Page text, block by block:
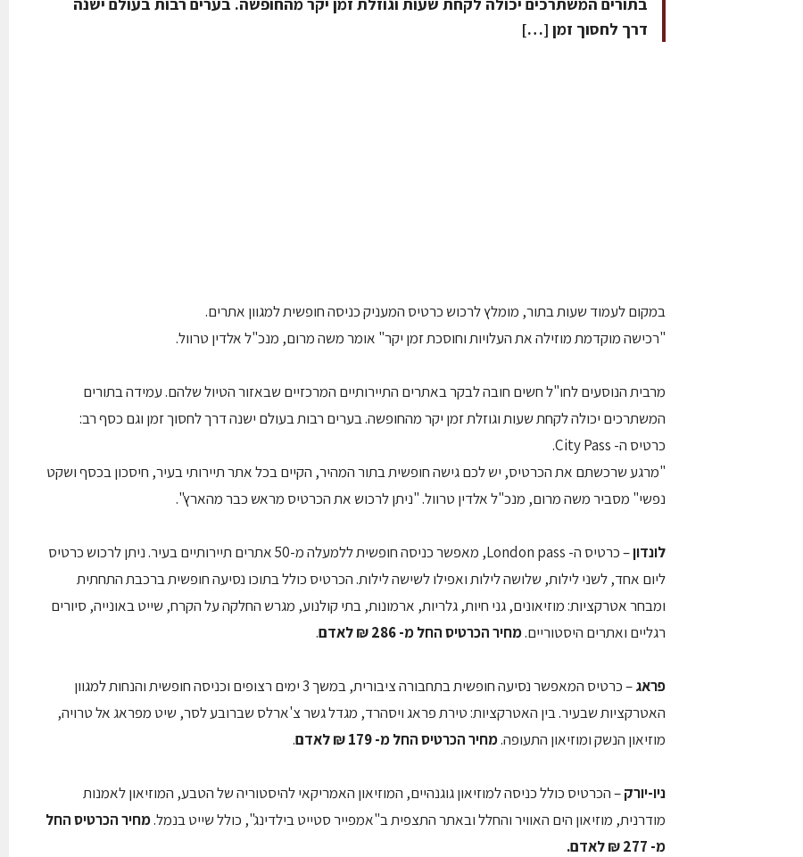
דרך לחסוך זמן […]
במקום לעמוד שעות בתור, מומלץ לרכוש כרטיס המעניק כניסה חופשית למגוון אתרים.
"רכישה מוקדמת מוזילה את העלויות וחוסכת זמן יקר" אומר משה מרום, מנכ"ל אלדין טרוול.
מרבית הנוסעים לחו"ל חשים חובה לבקר באתרים התיירותיים המרכזיים שבאזור הטיול שלהם. עמידה בתורים
המשתרכים יכולה לקחת שעות וגוזלת זמן יקר מהחופשה. בערים רבות בעולם ישנה דרך לחסוך זמן וגם כסף רב:
כרטיס ה- City Pass.
"מרגע שרכשתם את הכרטיס, יש לכם גישה חופשית בתור המהיר, הקיים בכל אתר תיירותי בעיר, חיסכון בכסף ושקט
נפשי" מסביר משה מרום, מנכ"ל אלדין טרוול. "ניתן לרכוש את הכרטיס מראש כבר מהארץ".
לונדון
– כרטיס ה- London pass, מאפשר כניסה חופשית ללמעלה מ-50 אתרים תיירותיים בעיר. ניתן לרכוש כרטיס
ליום אחד, לשני לילות, שלושה לילות ואפילו לשישה לילות. הכרטיס כולל בתוכו נסיעה חופשית ברכבת התחתית
ומבחר אטרקציות: מוזיאונים, גני חיות, גלריות, ארמונות, בתי קולנוע, מגרש החלקה על הקרח, שייט באונייה, סיורים
רגליים ואתרים היסטוריים.מחיר הכרטיס החל מ- 286 ₪ לאדם .
פראג
– כרטיס המאפשר נסיעה חופשית בתחבורה ציבורית, במשך 3 ימים רצופים וכניסה חופשית והנחות למגוון
האטרקציות שבעיר. בין האטרקציות: טירת פראג ויסהרד, מגדל גשר צ'ארלס שברובע לסר, שיט מפראג אל טרויה,
מוזיאון הנשק ומוזיאון התעופה.מחיר הכרטיס החל מ- 179 ₪ לאדם .
ניו-יורק– הכרטיס כולל כניסה למוזיאון גוגנהיים, המוזיאון האמריקאי להיסטוריה של הטבע, המוזיאון לאמנות
מודרנית, מוזיאון הים האוויר והחלל ובאתר התצפית ב"אמפייר סטייט בילדינג", כולל שייט בנמל.מחיר הכרטיס החל
מ- 277 ₪ לאדם.